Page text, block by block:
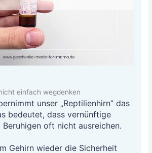
einfach wegdenken
unser „Rep­ti­li­en­hirn” das
bedeu­tet, dass ver­nünf­ti­ge
Beru­hi­gen oft nicht aus­rei­chen.
Gehirn wie­der die Sicher­heit